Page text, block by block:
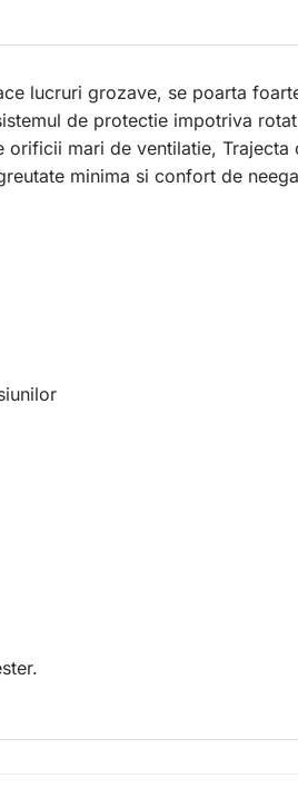
lucruri grozave, se poarta
de protectie impotriva
mari de ventilatie,
minima si confort de